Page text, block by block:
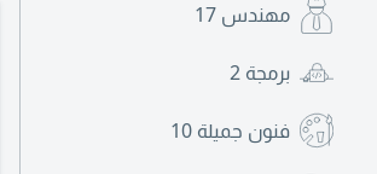
مهندس 17
برمجة 2
فنون جميلة 10